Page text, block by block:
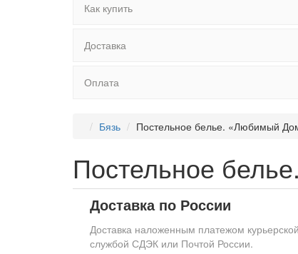
Как купить
Доставка
Оплата
Бязь Постельное белье. «Любимый
Постельное
Доставка по России
Доставка наложенным платежом курьерской
службой СДЭК или Почтой России.